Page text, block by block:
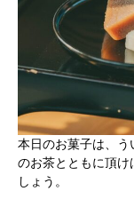
本日のお菓子は、
のお茶とともに頂
しょう。